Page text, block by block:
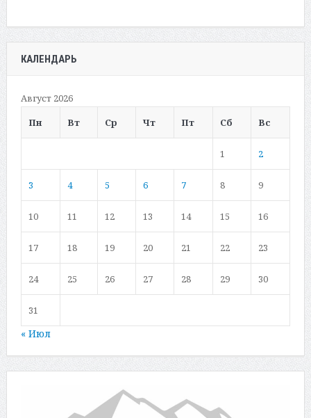
КАЛЕНДАРЬ
Август 2026
Пн
Вт Ср Чт Пт Сб Вс
1 2
3 4 5 6 7 8 9
10 11 12 13 14 15 16
17 18 19 20 21 22 23
24 25 26 27 28 29 30
31
« Июл